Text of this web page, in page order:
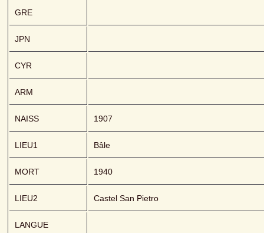
GRE
JPN
CYR
ARM
NAISS 1907
LIEU1 Bâle
MORT 1940
LIEU2 Castel San Pietro
LANGUE